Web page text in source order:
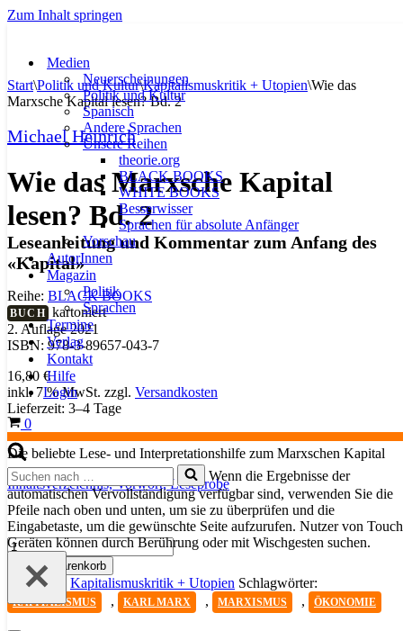
Zum Inhalt springen
Medien
Neuerscheinungen
Politik und Kultur
Spanisch
Andere Sprachen
Unsere Reihen
theorie.org
BLACK BOOKS
WHITE BOOKS
Besserwisser
Sprachen für absolute Anfänger
Vorschau
AutorInnen
Magazin
Politik
Sprachen
Termine
Verlag
Kontakt
Hilfe
Login
Warenkorb
0
Suchen
nach …
Wenn die Ergebnisse der
automatischen Vervollständigung verfügbar sind, verwenden Sie die
Pfeile nach oben und unten, um sie zu überprüfen und die
Eingabetaste, um die gewünschte Seite aufzurufen. Nutzer von
Geräten können durch Berührung oder mit Wischgesten suchen.
Start\Politik und Kultur\Kapitalismuskritik + Utopien\Wie das
Marxsche Kapital lesen? Bd. 2
Michael Heinrich
Wie das Marxsche Kapital
lesen? Bd. 2
Leseanleitung und Kommentar zum Anfang des
«Kapital»
Reihe: BLACK BOOKS
BUCH kartoniert
2. Auflage 2021
ISBN: 978-3-89657-043-7
16,80 €
inkl. 7 % MwSt. zzgl. Versandkosten
Lieferzeit: 3–4 Tage
Die beliebte Lese- und Interpretationshilfe zum Marxschen Kapital
Inhaltsverzeichnis,Vorwort,Leseprobe
Wie
Marxsche
lesen?
In den Warenkorb
Kategorie: Kapitalismuskritik + Utopien Schlagwörter:
KAPITALISMUS , KARL MARX , MARXISMUS , ÖKONOMIE